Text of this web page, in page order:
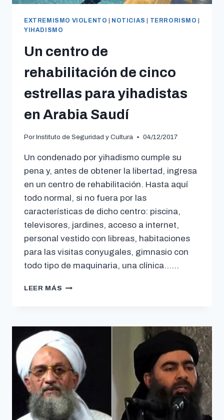
EXTREMISMO VIOLENTO NOTICIAS TERRORISMO
YIHADISMO
Un centro de
rehabilitación de cinco
estrellas para yihadistas
en Arabia Saudí
Por Instituto de Seguridad y Cultura 04/12/2017
Un condenado por yihadismo cumple su
pena y, antes de obtener la libertad, ingresa
en un centro de rehabilitación. Hasta aquí
todo normal, si no fuera por las
características de dicho centro: piscina,
televisores, jardines, acceso a internet,
personal vestido con libreas, habitaciones
para las visitas conyugales, gimnasio con
todo tipo de maquinaria, una clínica……
LEER MÁS